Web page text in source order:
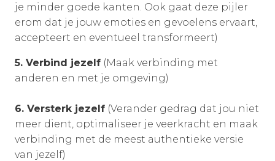
je minder goede kanten. Ook gaat deze pijler
erom dat je jouw emoties en gevoelens ervaart,
accepteert en eventueel transformeert)
5. Verbind jezelf (Maak verbinding met
anderen en met je omgeving)
6. Versterk jezelf (Verander gedrag dat jou niet
meer dient, optimaliseer je veerkracht en maak
verbinding met de meest authentieke versie
van jezelf)